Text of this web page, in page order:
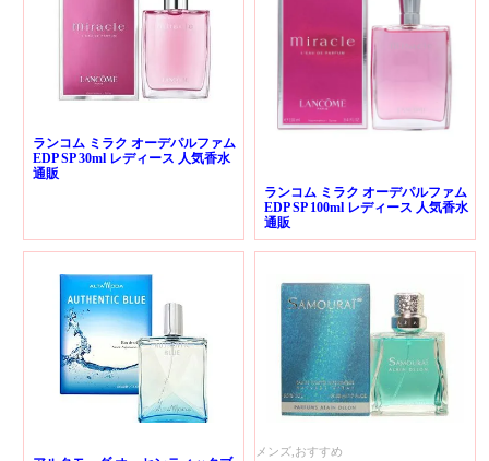
ランコム ミラク オーデパルファム
EDP SP 30ml レディース 人気香水
通販
ランコム ミラク オーデパルファム
EDP SP 100ml レディース 人気香水
通販
メンズ,おすすめ